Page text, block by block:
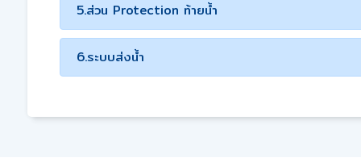
5.ส่วน Protection ท้ายน้ำ
6.ระบบส่งน้ำ